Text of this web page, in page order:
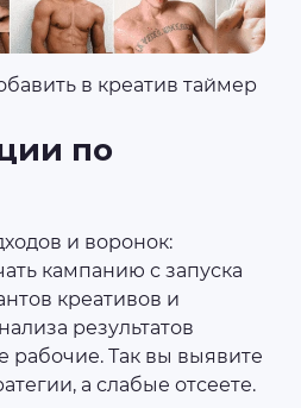
в креатив таймер
по
и воронок:
кампанию с запуска
креативов и
результатов
рабочие. Так вы выявите
а слабые отсеете.